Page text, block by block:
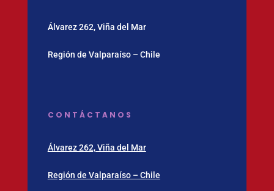
Álvarez 262, Viña del Mar
Región de Valparaíso – Chile
CONTÁCTANOS
Álvarez 262, Viña del Mar
Región de Valparaíso – Chile